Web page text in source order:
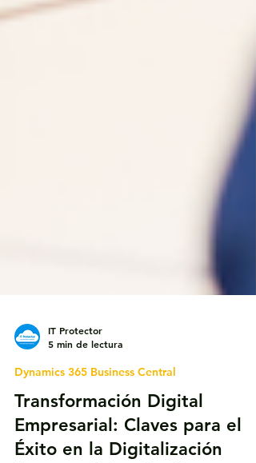
5 min de lectura
Dynamics 365 Business Central
Transformación Digital
Empresarial: Claves para el